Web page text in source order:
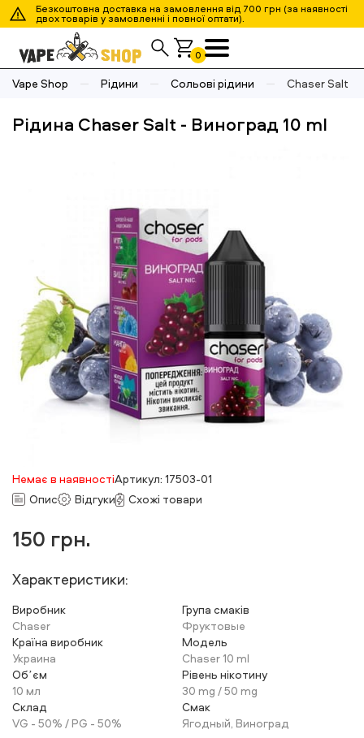
Безкоштовна доставка на замовлення від 700 грн (за наявності
двох товарів у замовленні і повної оптати).
0
Vape Shop Рідини Сольові рідини Chaser Salt -
Рідина Chaser Salt - Виноград 10 ml
Немає в наявностіАртикул: 17503-01
Опис
Відгуки Схожі товари
150 грн.
Характеристики:
Виробник
Chaser
Група смаків
Фруктовые
Країна виробник
Украина
Модель
Chaser 10 ml
Обʼєм
10 мл
Рівень нікотину
30 mg / 50 mg
Склад
VG - 50% / PG - 50%
Смак
Ягодный, Виноград